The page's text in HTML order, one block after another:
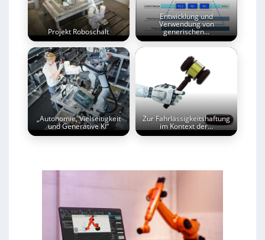
Projekt Roboschalt
Entwicklung und
Verwendung von
generischen…
„Autonomie, Vielseitigkeit
und Generative KI“
Zur Fahrlässigkeitshaftung
im Kontext der…